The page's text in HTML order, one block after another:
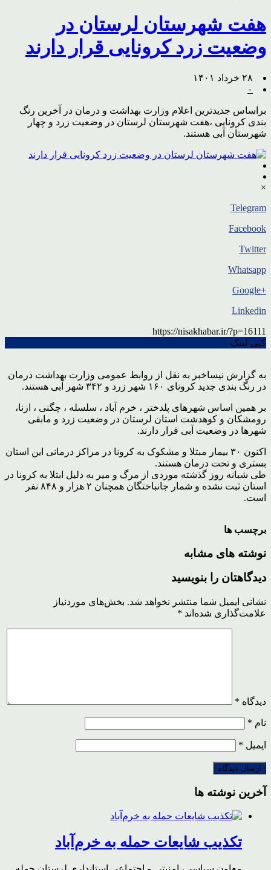
هفت شهرستان لرستان در
وضعیت زرد کرونایی قرار دارند
۲۸ خرداد ۱۴۰۱
۰
براساس جدیدترین اعلام وزارت بهداشت و درمان در آخرین رنگ
بندی کرونایی ،هفت شهرستان لرستان در وضعیت زرد و چهار
شهرستان آبی هستند.
×
Telegram
Facebook
Twitter
Whatsapp
+Google
Linkedin
https://nisakhabar.ir/?p=16111
کپی لینک
به گزارش نیساخبر به نقل از روابط عمومی وزارت بهداشت درمان
در رنگ بندی جدید کرونای ۱۶۰ شهر زرد و ۳۴۲ شهر آبی هستند.
بر همین اساس شهرهای پلدختر ، خرم آباد ، سلسله ، چگنی ، ازنا،
رومشکان و کوهدشت استان لرستان در وضعیت زرد و مابقی
شهرها در وضعیت آبی قرار دارند.
اکنون ۳۰ بیمار مبتلا و مشکوک به کرونا در مراکز درمانی این استان
بستری و تحت درمان هستند.
طی شبانه روز گذشته موردی از مرگ و میر به دلیل ابتلا به کرونا در
استان ثبت نشده و شمار جانباختگان همچنان ۲ هزار و ۸۴۸ نفر
است.
برچسب ها
نوشته های مشابه
دیدگاهتان را بنویسید
نشانی ایمیل شما منتشر نخواهد شد. بخش‌های موردنیاز
علامت‌گذاری شده‌اند *
دیدگاه *
نام *
ایمیل *
آخرین نوشته ها
تکذیب شایعات حمله به خرم‌آباد